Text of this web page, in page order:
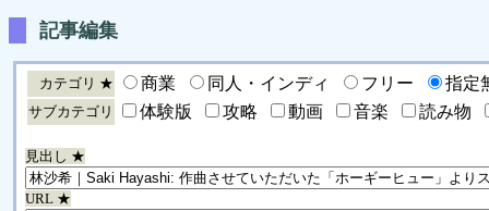
記事編集
カテゴリ ★ 商業 同人・インディ フリー 指定
サブカテゴリ 体験版 攻略 動画 音楽 読み物
見出し ★
URL ★